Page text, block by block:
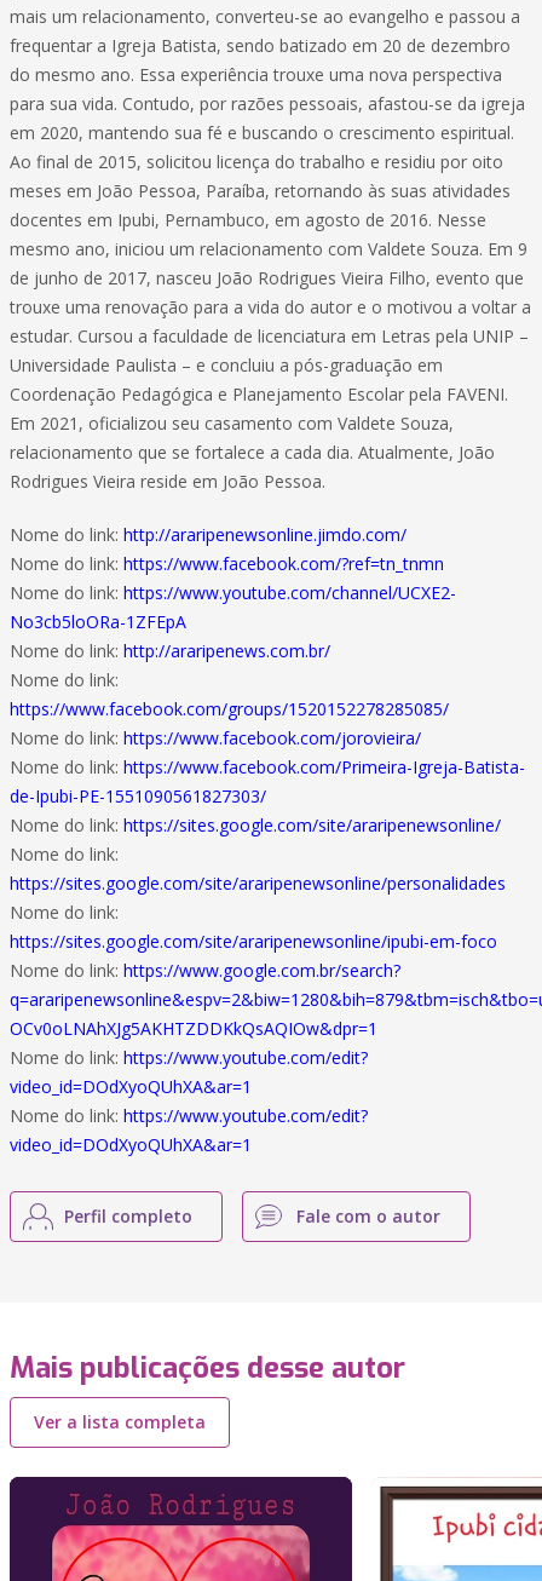
mais um relacionamento, converteu-se ao evangelho e passou a
frequentar a Igreja Batista, sendo batizado em 20 de dezembro
do mesmo ano. Essa experiência trouxe uma nova perspectiva
para sua vida. Contudo, por razões pessoais, afastou-se da igreja
em 2020, mantendo sua fé e buscando o crescimento espiritual.
Ao final de 2015, solicitou licença do trabalho e residiu por oito
meses em João Pessoa, Paraíba, retornando às suas atividades
docentes em Ipubi, Pernambuco, em agosto de 2016. Nesse
mesmo ano, iniciou um relacionamento com Valdete Souza. Em 9
de junho de 2017, nasceu João Rodrigues Vieira Filho, evento que
trouxe uma renovação para a vida do autor e o motivou a voltar a
estudar. Cursou a faculdade de licenciatura em Letras pela UNIP –
Universidade Paulista – e concluiu a pós-graduação em
Coordenação Pedagógica e Planejamento Escolar pela FAVENI.
Em 2021, oficializou seu casamento com Valdete Souza,
relacionamento que se fortalece a cada dia. Atualmente, João
Rodrigues Vieira reside em João Pessoa.
Nome do link: http://araripenewsonline.jimdo.com/
Nome do link: https://www.facebook.com/?ref=tn_tnmn
Nome do link: https://www.youtube.com/channel/UCXE2-
No3cb5loORa-1ZFEpA
Nome do link: http://araripenews.com.br/
Nome do link:
https://www.facebook.com/groups/1520152278285085/
Nome do link: https://www.facebook.com/jorovieira/
Nome do link: https://www.facebook.com/Primeira-Igreja-Batista-
de-Ipubi-PE-1551090561827303/
Nome do link: https://sites.google.com/site/araripenewsonline/
Nome do link:
https://sites.google.com/site/araripenewsonline/personalidades
Nome do link:
https://sites.google.com/site/araripenewsonline/ipubi-em-foco
Nome do link: https://www.google.com.br/search?
OCv0oLNAhXJg5AKHTZDDKkQsAQIOw&dpr=1
Nome do link: https://www.youtube.com/edit?
video_id=DOdXyoQUhXA&ar=1
Nome do link: https://www.youtube.com/edit?
video_id=DOdXyoQUhXA&ar=1
Perfil completo Fale com o autor
Mais publicações desse autor
Ver a lista completa